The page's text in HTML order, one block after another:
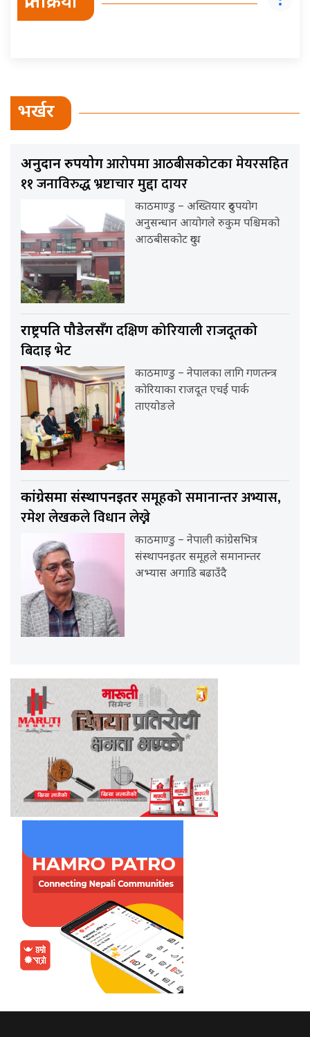
भर्खर
अनुदान दुरुपयोगआरोपमा आठबीसकोटका मेयरसहित
११ जनाविरुद्ध भ्रष्टाचार मुद्दा दायर
काठमाण्डु – अख्तियार दुरुपयोग
अनुसन्धान आयोगले रुकुम पश्चिमको
आठबीसकोट दुग्ध
राष्ट्रपति पौडेलसँगदक्षिण कोरियाली राजदूतको
बिदाइ भेट
काठमाण्डु – नेपालका लागि गणतन्त्र
कोरियाका राजदूत एचई पार्क
ताएयोङले
कांग्रेसमा संस्थापनइतरसमूहको समानान्तर अभ्यास,
रमेश लेखकले विधान लेख्ने
काठमाण्डु – नेपाली कांग्रेसभित्र
संस्थापनइतर समूहले समानान्तर
अभ्यास अगाडि बढाउँदै